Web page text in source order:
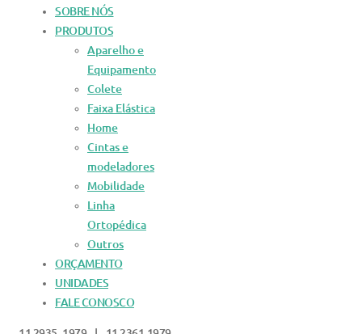
SOBRE NÓS
PRODUTOS
Aparelho e
Equipamento
Colete
Faixa Elástica
Home
Cintas e
modeladores
Mobilidade
Linha
Ortopédica
Outros
ORÇAMENTO
UNIDADES
FALE CONOSCO